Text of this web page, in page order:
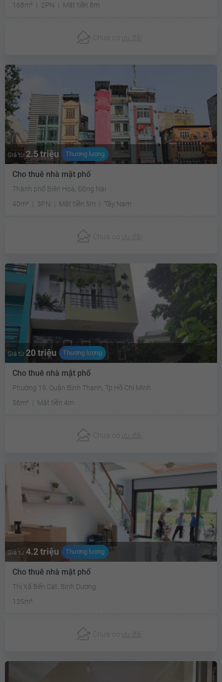
168m²
2PN Mặt tiền 8m
Chưa có ưu đãi
Giá từ 2.5 triệu Thương lượng
Cho thuê nhà mặt phố
Thành phố Biên Hoà, Đồng Nai
40m²
3PN Mặt tiền 5m Tây Nam
Chưa có ưu đãi
Giá từ 20 triệu Thương lượng
Cho thuê nhà mặt phố
Phường 19, Quận Bình Thạnh, Tp Hồ Chí Minh
56m²
Mặt tiền 4m
Chưa có ưu đãi
Giá từ 4.2 triệu Thương lượng
Cho thuê nhà mặt phố
Thị Xã Bến Cát, Bình Dương
135m²
Chưa có ưu đãi